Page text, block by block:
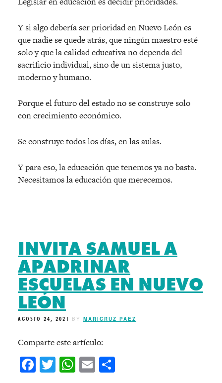
Y si algo debería ser prioridad en Nuevo León es
que nadie se quede atrás, que ningún maestro esté
solo y que la calidad educativa no dependa del
sacrificio individual, sino de un sistema justo,
moderno y humano.
Porque el futuro del estado no se construye solo
con crecimiento económico.
Se construye todos los días, en las aulas.
Y para eso, la educación que tenemos ya no basta.
Necesitamos la educación que merecemos.
INVITA SAMUEL A
APADRINAR
ESCUELAS EN NUEVO
LEÓN
AGOSTO 24, 2021 BY MARICRUZ PAEZ
Comparte este artículo:
Facebook
Twitter
WhatsApp
Email